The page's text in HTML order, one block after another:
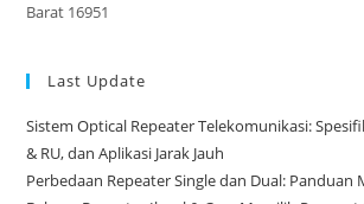
Barat 16951
Last Update
Sistem Optical Repeater Telekomunikasi:
& RU, dan Aplikasi Jarak Jauh
Perbedaan Repeater Single dan Dual: Panduan